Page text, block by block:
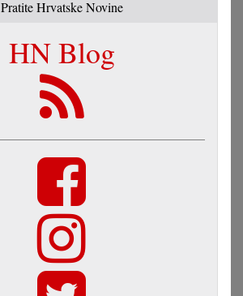
Pratite Hrvatske Novine
HN Blog